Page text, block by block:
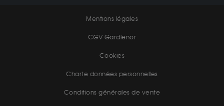
Mentions légales
CGV Gardienor
Cookies
Charte données personnelles
Conditions générales de vente